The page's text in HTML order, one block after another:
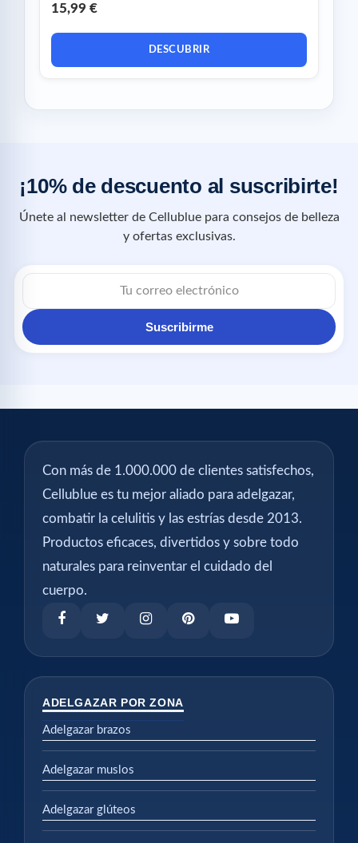
15,99 €
DESCUBRIR
¡10% de descuento al suscribirte!
Únete al newsletter de Cellublue para consejos de belleza
y ofertas exclusivas.
Suscribirme
Con más de 1.000.000 de clientes satisfechos,
Cellublue es tu mejor aliado para adelgazar,
combatir la celulitis y las estrías desde 2013.
Productos eficaces, divertidos y sobre todo
naturales para reinventar el cuidado del
cuerpo.
ADELGAZAR POR ZONA
Adelgazar brazos
Adelgazar muslos
Adelgazar glúteos